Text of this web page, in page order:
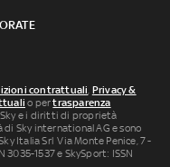
contrattuali, Privacy &
o pertrasparenza
e i diritti di proprietà
Sky international AG e sono
Italia Srl Via Monte Penice, 7 -
3035-1537 e SkySport: ISSN